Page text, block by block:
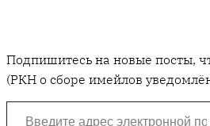
Подпишитесь на новые посты,
(РКН о сборе имейлов
Введите адрес электронной почты…